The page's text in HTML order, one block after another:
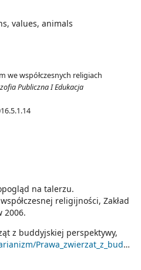
values animals
we współczesnych religiach
Publiczna I Edukacja
na talerzu.
religijności, Zakład
2006.
z buddyjskiej perspektywy,